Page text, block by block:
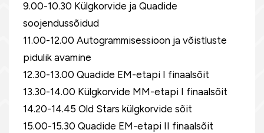
9.00-10.30 Külgkorvide ja Quadide
soojendussõidud
11.00-12.00 Autogrammisessioon ja võistluste
pidulik avamine
12.30-13.00 Quadide EM-etapi I finaalsõit
13.30-14.00 Külgkorvide MM-etapi I finaalsõit
14.20-14.45 Old Stars külgkorvide sõit
15.00-15.30 Quadide EM-etapi II finaalsõit